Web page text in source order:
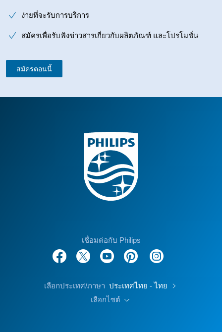
ง่ายที่จะรับการบริการ
สมัครเพื่อรับฟังข่าวสารเกี่ยวกับผลิตภัณฑ์ และโปรโมชั่น
สมัครตอนนี้
เชื่อมต่อกับ Philips
เลือกประเทศ/ภาษา ประเทศไทย - ไทย
เลือกไซต์